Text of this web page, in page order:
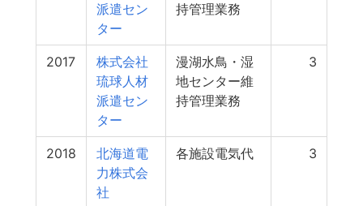
派遣セン
ター
持管理業務
2017
株式会社
琉球人材
派遣セン
ター
漫湖水鳥・湿
地センター維
持管理業務
3
2018
北海道電
力株式会
社
各施設電気代 3